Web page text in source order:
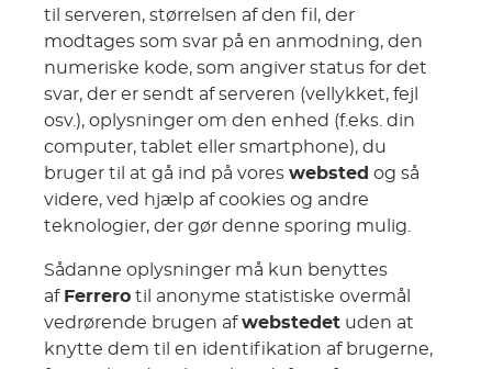
til serveren, størrelsen af den fil, der
modtages som svar på en anmodning, den
numeriske kode, som angiver status for det
svar, der er sendt af serveren (vellykket, fejl
osv.), oplysninger om den enhed (f.eks. din
computer, tablet eller smartphone), du
bruger til at gå ind på vores websted og så
videre, ved hjælp af cookies og andre
teknologier, der gør denne sporing mulig.
Sådanne oplysninger må kun benyttes
af Ferrero til anonyme statistiske overmål
vedrørende brugen afwebstedet uden at
knytte dem til en identifikation af brugerne,